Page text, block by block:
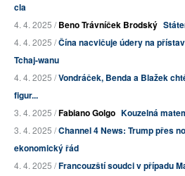
cla
4. 4. 2025 /Beno Trávníček Brodský
4. 4. 2025 /Čína nacvičuje údery na
Tchaj-wanu
4. 4. 2025 /Vondráček, Benda a Blažek
figur...
3. 4. 2025 /Fabiano Golgo Kouzelná
3. 4. 2025 /Channel 4 News: Trump přes
ekonomický řád
4. 4. 2025 /Francouzští soudci v případu